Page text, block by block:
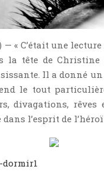
— « C’était une
la tête de
Il a donné
le tout
divagations, rêves
l’esprit de